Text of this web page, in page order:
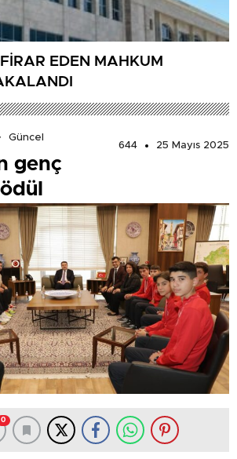
EDEN MAHKUM
Güncel
644
25 Mayıs 2025
genç
0